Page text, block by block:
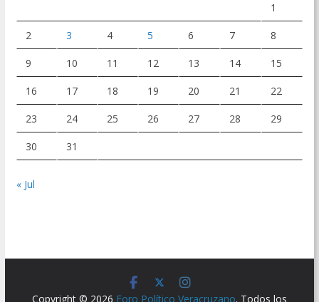
1
2 3 4 5 6 7 8
9 10 11 12 13 14 15
16 17 18 19 20 21 22
23 24 25 26 27 28 29
30 31
« Jul
Copyright © 2026 Foro Político Veracruzano. Todos los